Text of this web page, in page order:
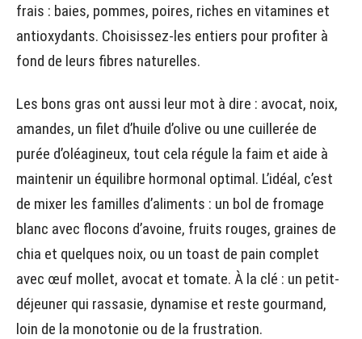
frais : baies, pommes, poires, riches en vitamines et
antioxydants. Choisissez-les entiers pour profiter à
fond de leurs fibres naturelles.
Les bons gras ont aussi leur mot à dire : avocat, noix,
amandes, un filet d’huile d’olive ou une cuillerée de
purée d’oléagineux, tout cela régule la faim et aide à
maintenir un équilibre hormonal optimal. L’idéal, c’est
de mixer les familles d’aliments : un bol de fromage
blanc avec flocons d’avoine, fruits rouges, graines de
chia et quelques noix, ou un toast de pain complet
avec œuf mollet, avocat et tomate. À la clé : un petit-
déjeuner qui rassasie, dynamise et reste gourmand,
loin de la monotonie ou de la frustration.